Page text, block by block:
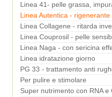
Linea 41- pelle grassa,
Linea Autentica -
Linea Collagene - ritarda
Linea Couprosil - pelle
Linea Naga - con sericina
Linea idratazione giorno
PG 33 - trattamento anti
Per pulire e stimolare
Super nutrimento con RNA e